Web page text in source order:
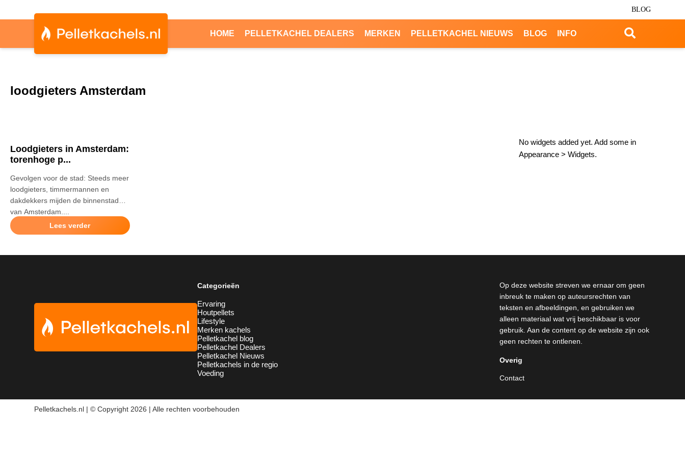
BLOG
HOME PELLETKACHEL DEALERS MERKEN PELLETKACHEL NIEUWS BLOG INFO
loodgieters Amsterdam
Loodgieters in Amsterdam:
torenhoge p...
Gevolgen voor de stad: Steeds meer
loodgieters, timmermannen en
dakdekkers mijden de binnenstad
van Amsterdam....
Lees verder
No widgets added yet. Add some in
Appearance > Widgets.
Categorieën
Ervaring
Houtpellets
Lifestyle
Merken kachels
Pelletkachel blog
Pelletkachel Dealers
Pelletkachel Nieuws
Pelletkachels in de regio
Voeding
Op deze website streven we ernaar om geen
inbreuk te maken op auteursrechten van
teksten en afbeeldingen, en gebruiken we
alleen materiaal wat vrij beschikbaar is voor
gebruik. Aan de content op de website zijn ook
geen rechten te ontlenen.
Overig
Contact
Pelletkachels.nl | © Copyright 2026 | Alle rechten voorbehouden